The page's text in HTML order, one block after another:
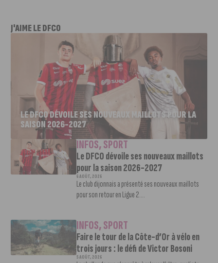
J'AIME LE DFCO
LE DFCO DÉVOILE SES NOUVEAUX MAILLOTS POUR LA
SAISON 2026-2027
INFOS,SPORT
Le DFCO dévoile ses nouveaux maillots
pour la saison 2026-2027
6 AOÛT, 2026
Le club dijonnais a présenté ses nouveaux maillots
pour son retour en Ligue 2....
INFOS,SPORT
Faire le tour de la Côte-d’Or à vélo en
trois jours : le défi de Victor Bosoni
5 AOÛT, 2026